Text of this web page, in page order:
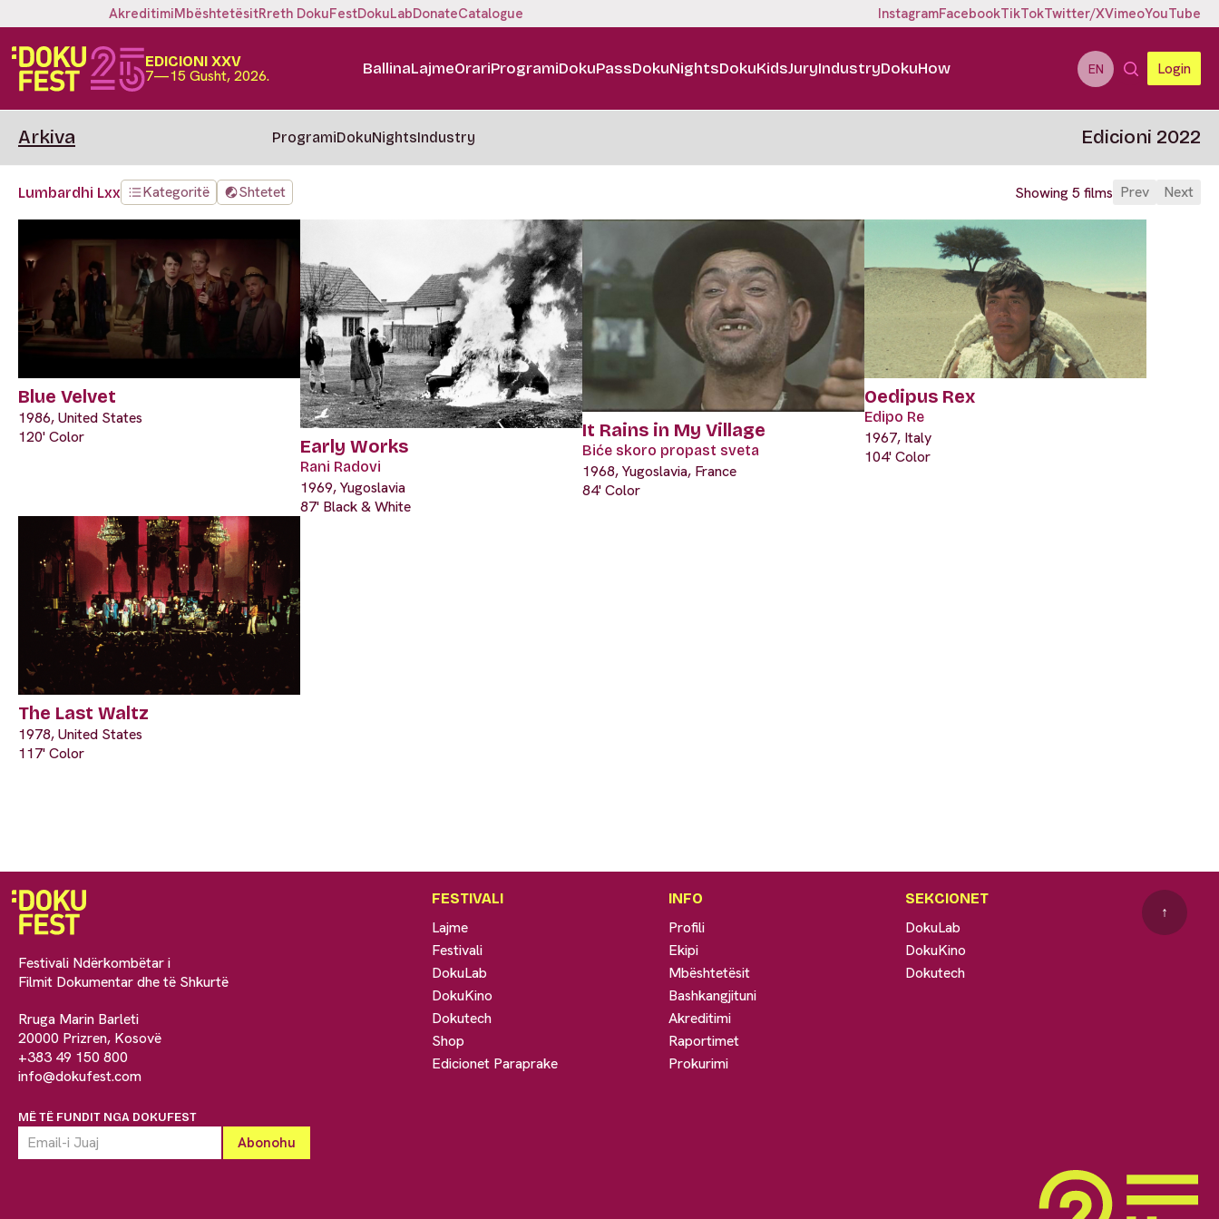
AkreditimiMbështetësitRreth DokuFestDokuLabDonateCatalogue InstagramFacebookTikTokTwitter/XVimeoYouTube
EDICIONI XXV
7—15 Gusht, 2026. BallinaLajmeOrariProgramiDokuPassDokuNightsDokuKidsJuryIndustryDokuHow EN Login
Arkiva ProgramiDokuNightsIndustry Edicioni 2022
Lumbardhi Lxx Kategoritë Shtetet Showing 5 films Prev Next
Blue Velvet
1986, United States
120' Color
Early Works
Rani Radovi
1969, Yugoslavia
87' Black & White
It Rains in My Village
Biće skoro propast sveta
1968, Yugoslavia, France
84' Color
Oedipus Rex
Edipo Re
1967, Italy
104' Color
The Last Waltz
1978, United States
117' Color
Festivali Ndërkombëtar i
Filmit Dokumentar dhe të Shkurtë
Rruga Marin Barleti
20000 Prizren, Kosovë
+383 49 150 800
info@dokufest.com
MË TË FUNDIT NGA DOKUFEST
FESTIVALI
Lajme
Festivali
DokuLab
DokuKino
Dokutech
Shop
Edicionet Paraprake
INFO
Profili
Ekipi
Mbështetësit
Bashkangjituni
Akreditimi
Raportimet
Prokurimi
SEKCIONET
DokuLab
DokuKino
Dokutech
↑